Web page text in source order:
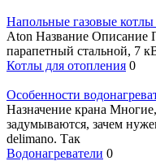
Напольные газовые котлы
Aton Название
парапетный стальной, 7
Котлы для отопления 0
Особенности
Назначение крана
задумываются, зачем
delimano. Так
Водонагреватели 0